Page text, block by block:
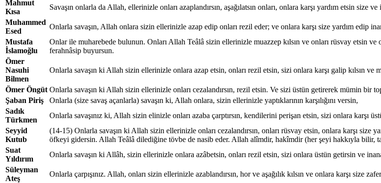
Mahmut
Kısa
Savaşın onlarla da Allah, ellerinizle onları azaplandırsın, aşağılatsın onları, onlara karşı yardım etsin size
Muhammed
Esed
Onlarla savaşın, Allah onlara sizin ellerinizle azap edip onları rezil eder; ve onlara karşı size yardım edip
Mustafa
İslamoğlu
Onlar ile muharebede bulunun. Onları Allah Teâlâ sizin ellerinizle muazzep kılsın ve onları rüsvay etsin
ferahnâsip buyursun.
Ömer
Nasuhi
Bilmen
Onlarla savaşın ki Allah sizin ellerinizle onlara azap etsin, onları rezil etsin, sizi onlara karşı galip kılsın ve
Ömer Öngüt Onlarla savaşın ki Allah sizin ellerinizle onları cezalandırsın, rezil etsin. Ve sizi üstün getirerek mümin bir
Şaban Piriş
Onlarla (size savaş açanlarla) savaşın ki, Allah onlara, sizin ellerinizle yaptıklarının karşılığını versin,
Sadık
Türkmen
Onlarla savaşınız ki, Allah sizin elinizle onları azaba çarptırsın, kendilerini perişan etsin, sizi onlara karşı
Seyyid
Kutub
(14-15) Onlarla savaşın ki Allah sizin ellerinizle onları cezalandırsın, onları rüsvay etsin, onlara karşı
öfkeyi gidersin. Allah Teâlâ dilediğine tövbe de nasib eder. Allah alîmdir, hakîmdir (her şeyi hakkıyla bilir,
Suat
Yıldırım
Onlarla savaşın ki Allâh, sizin ellerinizle onlara azâbetsin, onları rezil etsin, sizi onlara üstün getirsin ve
Süleyman
Ateş
Onlarla çarpışınız. Allah, onları sizin ellerinizle azablandırsın, hor ve aşağılık kılsın ve onlara karşı size